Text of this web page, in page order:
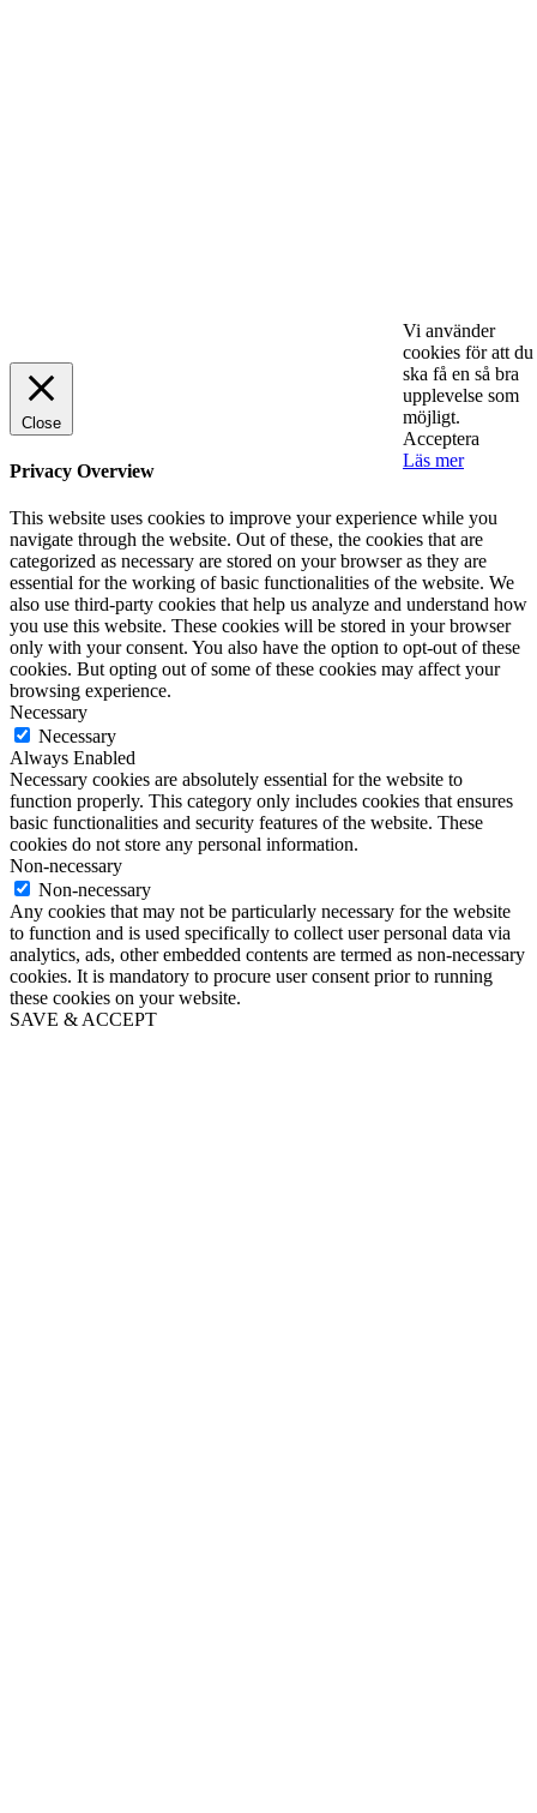
© 2025 StartUp Media. All Rights Reserved.Vi använder
cookies för att du
ska få en så bra
upplevelse som
möjligt.
Acceptera
Läs mer
Close
Privacy Overview
This website uses cookies to improve your experience while you
navigate through the website. Out of these, the cookies that are
categorized as necessary are stored on your browser as they are
essential for the working of basic functionalities of the website. We
also use third-party cookies that help us analyze and understand how
you use this website. These cookies will be stored in your browser
only with your consent. You also have the option to opt-out of these
cookies. But opting out of some of these cookies may affect your
browsing experience.
Necessary
Necessary
Always Enabled
Necessary cookies are absolutely essential for the website to
function properly. This category only includes cookies that ensures
basic functionalities and security features of the website. These
cookies do not store any personal information.
Non-necessary
Non-necessary
Any cookies that may not be particularly necessary for the website
to function and is used specifically to collect user personal data via
analytics, ads, other embedded contents are termed as non-necessary
cookies. It is mandatory to procure user consent prior to running
these cookies on your website.
SAVE & ACCEPT